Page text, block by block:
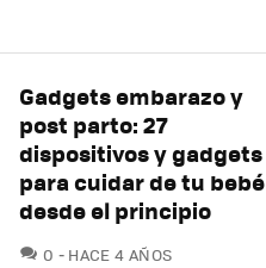
Gadgets embarazo y
post parto: 27
dispositivos y gadgets
para cuidar de tu bebé
desde el principio
0 COMENTARIOS
HACE 4 AÑOS